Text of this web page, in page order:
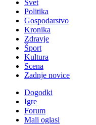
Svet
Politika
Gospodarstvo
Kronika
Zdravje
Šport
Kultura
Scena
Zadnje novice
Dogodki
Igre
Forum
Mali oglasi